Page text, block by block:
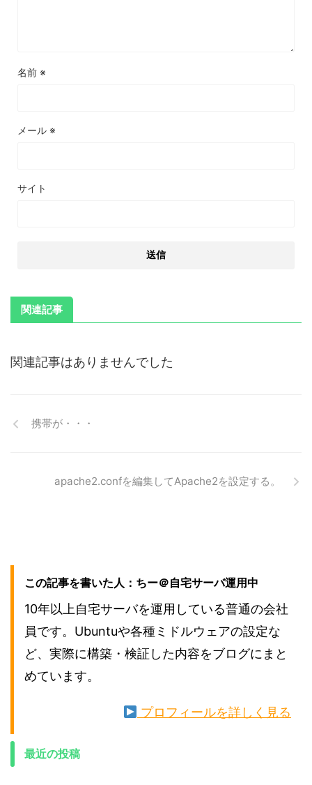
名前 ※
メール ※
サイト
関連記事
関連記事はありませんでした
携帯が・・・
apache2.confを編集してApache2を設定する。
この記事を書いた人：ちー＠自宅サーバ運用中
10年以上自宅サーバを運用している普通の会社
員です。Ubuntuや各種ミドルウェアの設定な
ど、実際に構築・検証した内容をブログにまと
めています。
プロフィールを詳しく見る
最近の投稿